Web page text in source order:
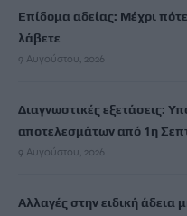
Επίδομα αδείας: Μέχρι
λάβετε
9 Αυγούστου, 2026
Διαγνωστικές εξετάσεις:
αποτελεσμάτων από 1η
9 Αυγούστου, 2026
Αλλαγές στην ειδική άδεια